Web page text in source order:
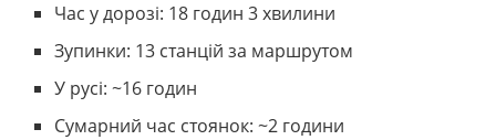
Час у дорозі: 18 годин 3 хвилини
Зупинки: 13 станцій за маршрутом
У русі: ~16 годин
Сумарний час стоянок: ~2 години